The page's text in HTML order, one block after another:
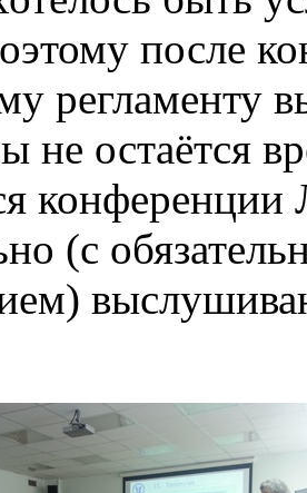
после
регламенту
не остаётся
конференции
(с